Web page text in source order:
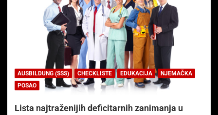
AUSBILDUNG (SSS) CHECKLISTE EDUKACIJA
NJEMAČKA
POSAO
Lista najtraženijih deficitarnih zanimanja u